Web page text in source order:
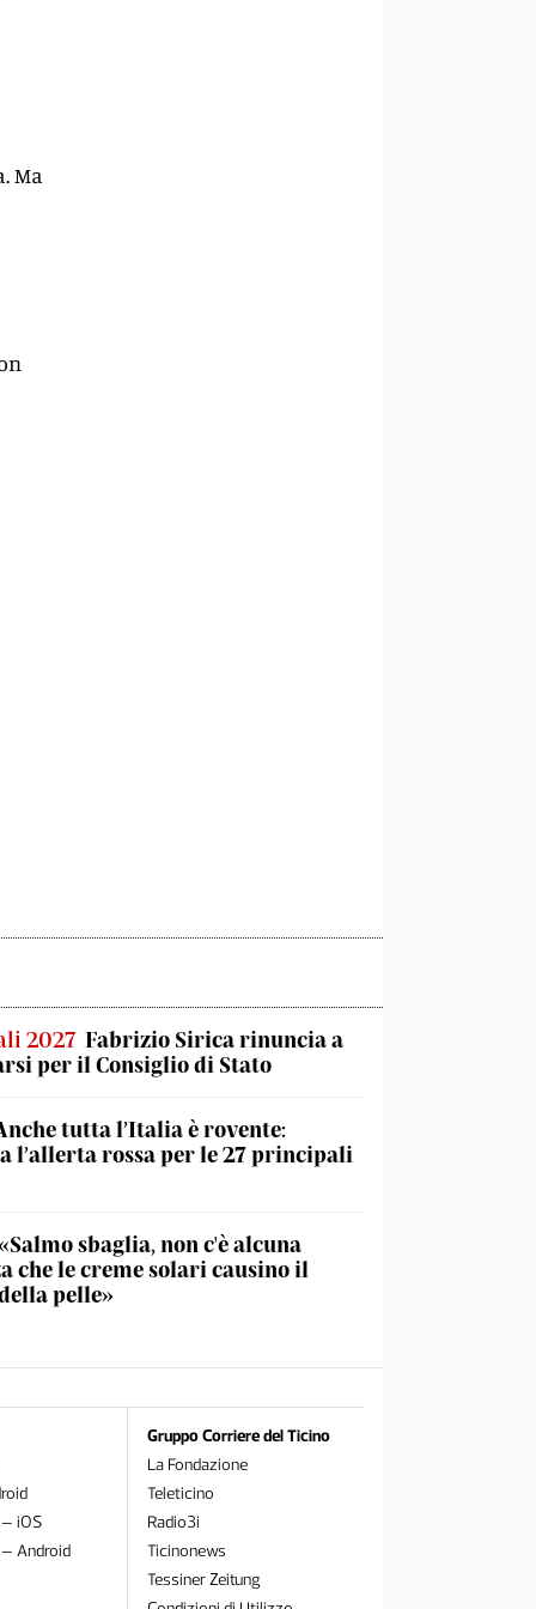
Ma
2027 Fabrizio Sirica rinuncia a
per il Consiglio di Stato
tutta l’Italia è rovente:
l’allerta rossa per le 27 principali
sbaglia, non c'è alcuna
che le creme solari causino il
pelle»
iOS
Android
Gruppo Corriere del Ticino
La Fondazione
Teleticino
Radio3i
Ticinonews
Tessiner Zeitung